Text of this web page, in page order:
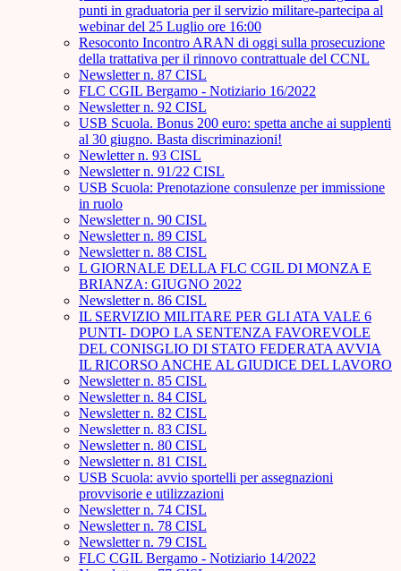
punti in graduatoria per il servizio militare-partecipa al
webinar del 25 Luglio ore 16:00
Resoconto Incontro ARAN di oggi sulla prosecuzione
della trattativa per il rinnovo contrattuale del CCNL
Newsletter n. 87 CISL
FLC CGIL Bergamo - Notiziario 16/2022
Newsletter n. 92 CISL
USB Scuola. Bonus 200 euro: spetta anche ai supplenti
al 30 giugno. Basta discriminazioni!
Newletter n. 93 CISL
Newsletter n. 91/22 CISL
USB Scuola: Prenotazione consulenze per immissione
in ruolo
Newsletter n. 90 CISL
Newsletter n. 89 CISL
Newsletter n. 88 CISL
L GIORNALE DELLA FLC CGIL DI MONZA E
BRIANZA: GIUGNO 2022
Newsletter n. 86 CISL
IL SERVIZIO MILITARE PER GLI ATA VALE 6
PUNTI- DOPO LA SENTENZA FAVOREVOLE
DEL CONISGLIO DI STATO FEDERATA AVVIA
IL RICORSO ANCHE AL GIUDICE DEL LAVORO
Newsletter n. 85 CISL
Newsletter n. 84 CISL
Newsletter n. 82 CISL
Newsletter n. 83 CISL
Newsletter n. 80 CISL
Newsletter n. 81 CISL
USB Scuola: avvio sportelli per assegnazioni
provvisorie e utilizzazioni
Newsletter n. 74 CISL
Newsletter n. 78 CISL
Newsletter n. 79 CISL
FLC CGIL Bergamo - Notiziario 14/2022